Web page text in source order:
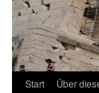
Start Über